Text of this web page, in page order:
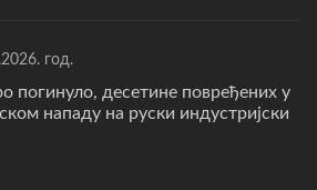
год.
погинуло, десетине повређених у
нападу на руски индустријски